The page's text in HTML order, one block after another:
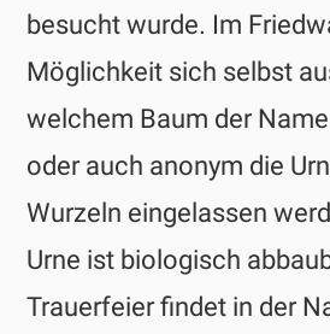
besucht wurde. Im
Möglichkeit sich selbst
welchem Baum der
oder auch anonym die
Wurzeln eingelassen
Urne ist biologisch
Trauerfeier findet in der